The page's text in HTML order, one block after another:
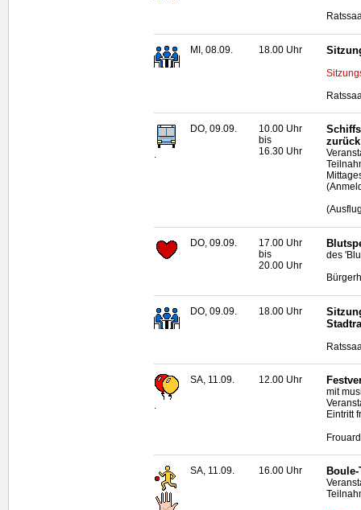
MI, 08.09. 18.00 Uhr
.
DO, 09.09.
10.00 Uhr
bis
16.30 Uhr
zurück
DO, 09.09.
17.00 Uhr
bis
20.00 Uhr
des
DO, 09.09. 18.00 Uhr
.
SA, 11.09. 12.00 Uhr
mit
Eintritt
SA, 11.09. 16.00 Uhr Boule-